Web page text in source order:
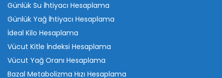
Günlük Su İhtiyacı Hesaplama
Günlük Yağ İhtiyacı Hesaplama
İdeal Kilo Hesaplama
Vücut Kitle İndeksi Hesaplama
Vücut Yağ Oranı Hesaplama
Bazal Metabolizma Hızı Hesaplama